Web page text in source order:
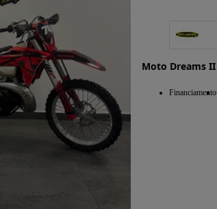
Moto Dreams II
Financiamento